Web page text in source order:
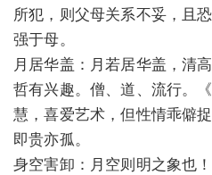
所犯，则父母关系不妥，且
强于母。
月居华盖：月若居华盖，清
哲有兴趣。僧、道、流行。
慧，喜爱艺术，但性情乖僻
即贵亦孤。
身空害卸：月空则明之象也！